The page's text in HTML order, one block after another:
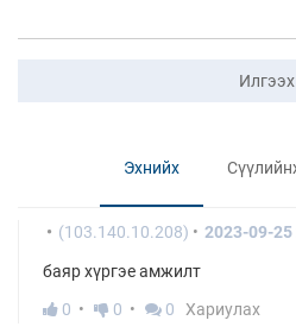
Илгээх
Эхнийх
(103.140.10.208) 2023-09-25
баяр хүргэе амжилт
0
0 0 Хариулах